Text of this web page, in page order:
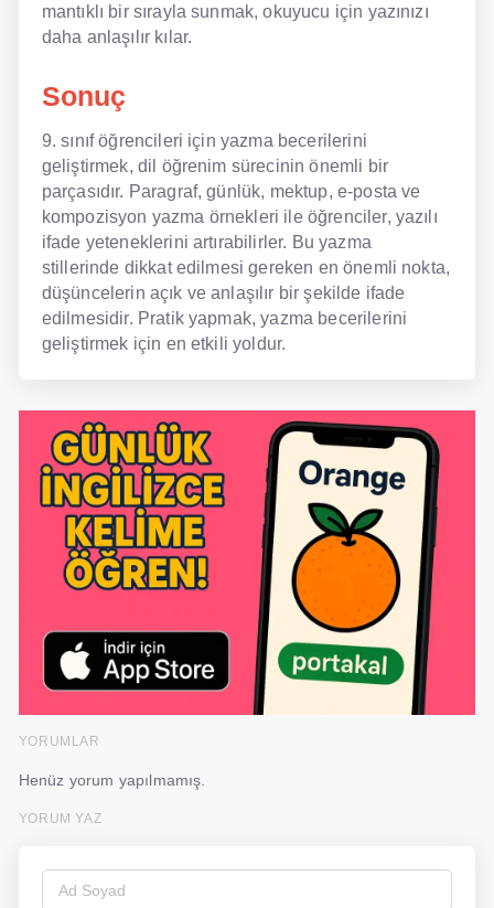
mantıklı bir sırayla sunmak, okuyucu için yazınızı
daha anlaşılır kılar.
Sonuç
9. sınıf öğrencileri için yazma becerilerini
geliştirmek, dil öğrenim sürecinin önemli bir
parçasıdır. Paragraf, günlük, mektup, e-posta ve
kompozisyon yazma örnekleri ile öğrenciler, yazılı
ifade yeteneklerini artırabilirler. Bu yazma
stillerinde dikkat edilmesi gereken en önemli nokta,
düşüncelerin açık ve anlaşılır bir şekilde ifade
edilmesidir. Pratik yapmak, yazma becerilerini
geliştirmek için en etkili yoldur.
YORUMLAR
Henüz yorum yapılmamış.
YORUM YAZ